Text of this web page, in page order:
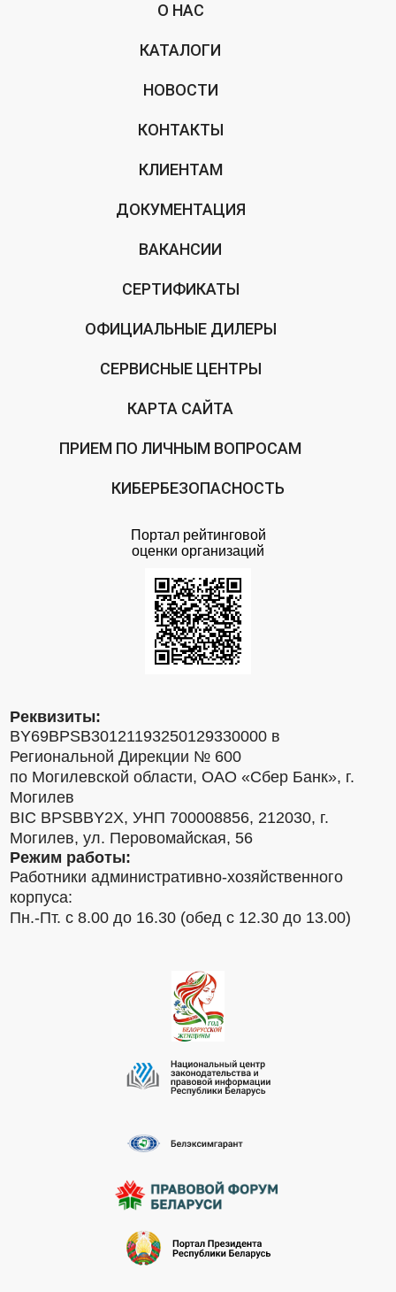
О НАС
КАТАЛОГИ
НОВОСТИ
КОНТАКТЫ
КЛИЕНТАМ
ДОКУМЕНТАЦИЯ
ВАКАНСИИ
СЕРТИФИКАТЫ
ОФИЦИАЛЬНЫЕ ДИЛЕРЫ
СЕРВИСНЫЕ ЦЕНТРЫ
КАРТА САЙТА
ПРИЕМ ПО ЛИЧНЫМ ВОПРОСАМ
КИБЕРБЕЗОПАСНОСТЬ
Портал рейтинговой
оценки организаций
Реквизиты:
BY69BPSB30121193250129330000 в
Региональной Дирекции № 600
по Могилевской области, ОАО «Сбер Банк», г.
Могилев
BIC BPSBBY2X, УНП 700008856, 212030, г.
Могилев, ул. Перовомайская, 56
Режим работы:
Работники административно-хозяйственного
корпуса:
Пн.-Пт. с 8.00 до 16.30 (обед с 12.30 до 13.00)